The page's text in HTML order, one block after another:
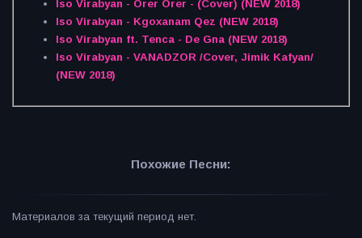
Iso Virabyan - Orer Orer - (Cover) (NEW 2018)
Iso Virabyan - Kgoxanam Qez (NEW 2018)
Iso Virabyan ft. Tenca - De Gna (NEW 2018)
Iso Virabyan - VANADZOR /Cover, Jimik Kafyan/
(NEW 2018)
Похожие Песни:
Материалов за текущий период нет.